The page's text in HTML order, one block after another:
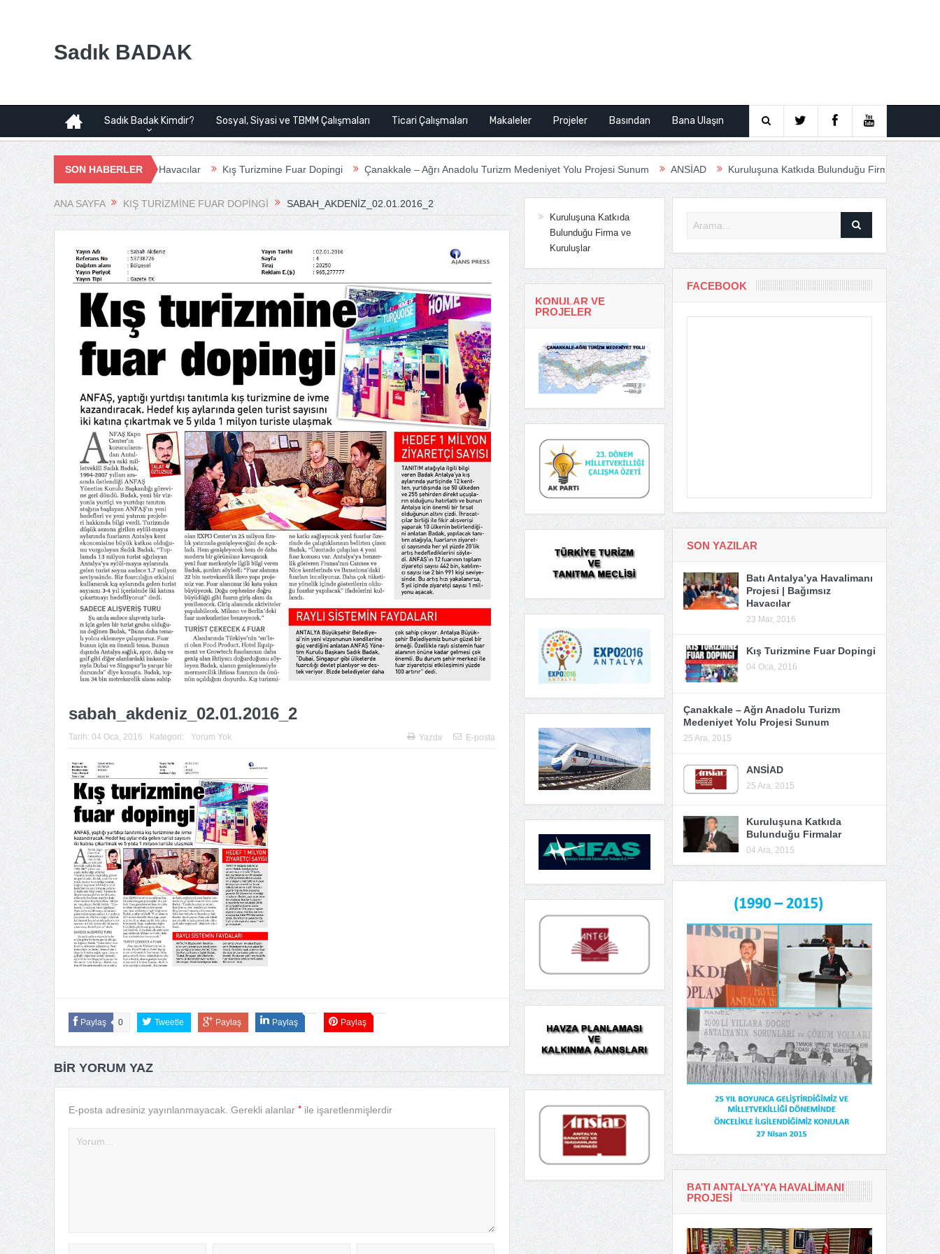
Sadık BADAK
Sadık Badak Kimdir? Sosyal, Siyasi ve TBMM Çalışmaları Ticari Çalışmaları Makaleler Projeler Basından Bana Ulaşın
SON HABERLER
Projesi | Bağımsız Havacılar Kış Turizmine Fuar Dopingi Çanakkale – Ağrı Anadolu Turizm Medeniyet Yolu Projesi Sunum ANSİAD Kuruluşuna Katkıda Bulunduğu Firmalar Anfas
ANA SAYFA KIŞ TURIZMINE FUAR DOPINGI SABAH_AKDENIZ_02.01.2016_2
sabah_akdeniz_02.01.2016_2
Tarih: 04 Oca, 2016 Kategori: Yorum Yok Yazdır E-posta
Paylaş 0 Tweetle Paylaş Paylaş Paylaş
BIR YORUM YAZ
E-posta adresiniz yayınlanmayacak. Gerekli alanlar *ile işaretlenmişlerdir
Kuruluşuna Katkıda
Bulunduğu Firma ve
Kuruluşlar
KONULAR VE
PROJELER
FACEBOOK
SON YAZILAR
Batı Antalya’ya Havalimanı
Projesi | Bağımsız
Havacılar
23 Mar, 2016
Kış Turizmine Fuar Dopingi
04 Oca, 2016
Çanakkale – Ağrı Anadolu Turizm
Medeniyet Yolu Projesi Sunum
25 Ara, 2015
ANSİAD
25 Ara, 2015
Kuruluşuna Katkıda
Bulunduğu Firmalar
04 Ara, 2015
BATI ANTALYA’YA HAVALIMANI
PROJESI